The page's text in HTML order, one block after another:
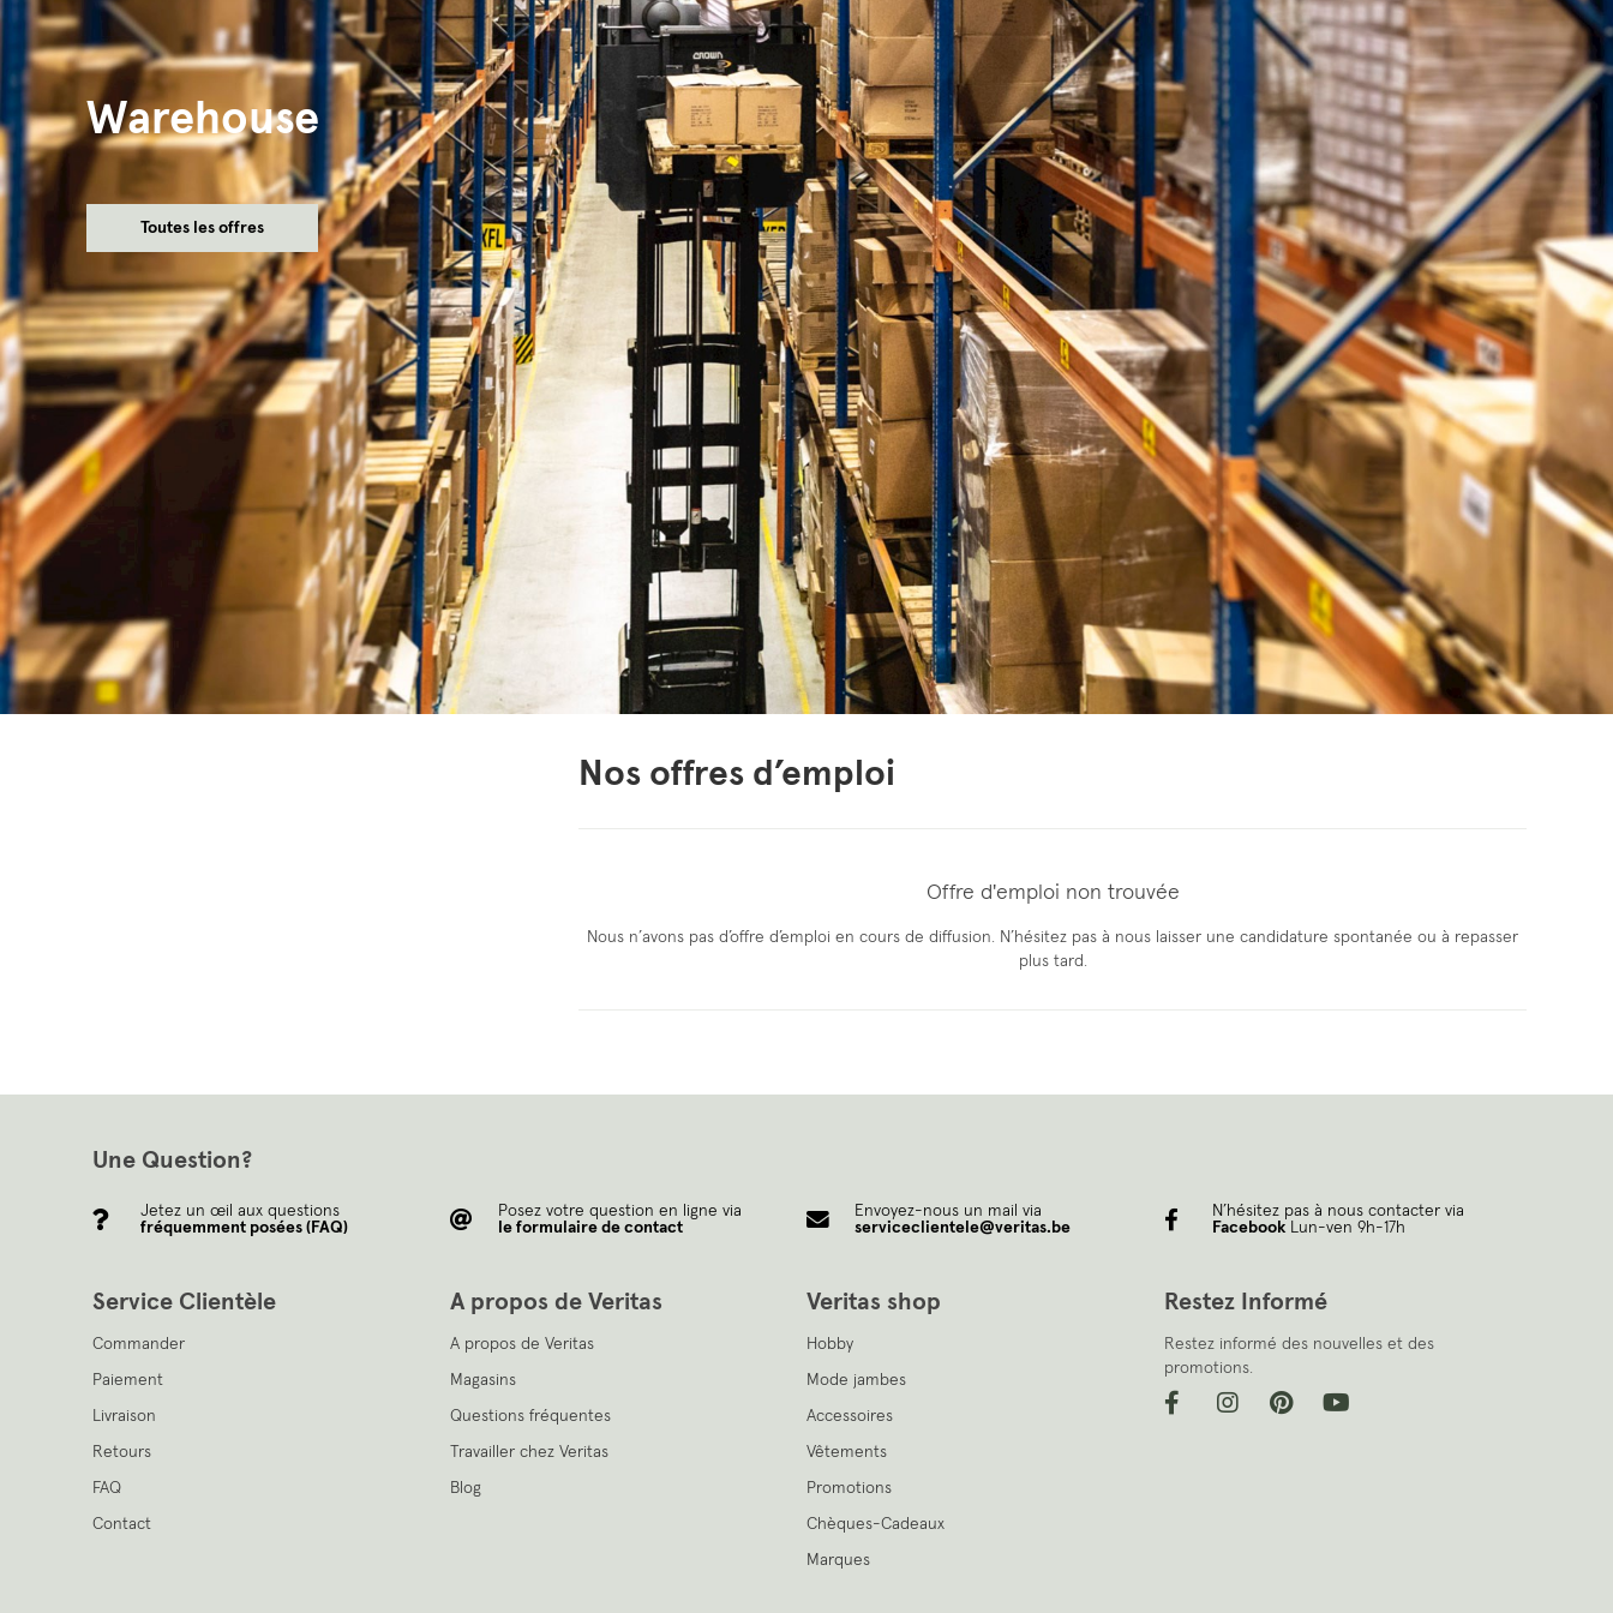
Warehouse
Toutes les offres
Nos offres d’emploi
Offre d'emploi non trouvée
Nous n’avons pas d’offre d’emploi en cours de diffusion. N’hésitez pas à nous laisser une candidature spontanée ou à repasser
plus tard.
Une Question?
Jetez un œil aux questions
fréquemment posées (FAQ)
Posez votre question en ligne via
le formulaire de contact
Envoyez-nous un mail via
serviceclientele@veritas.be
N’hésitez pas à nous contacter via
FacebookLun-ven 9h-17h
Service Clientèle
Commander
Paiement
Livraison
Retours
FAQ
Contact
A propos de Veritas
A propos de Veritas
Magasins
Questions fréquentes
Travailler chez Veritas
Blog
Veritas shop
Hobby
Mode jambes
Accessoires
Vêtements
Promotions
Chèques-Cadeaux
Marques
Restez Informé
Restez informé des nouvelles et des
promotions.